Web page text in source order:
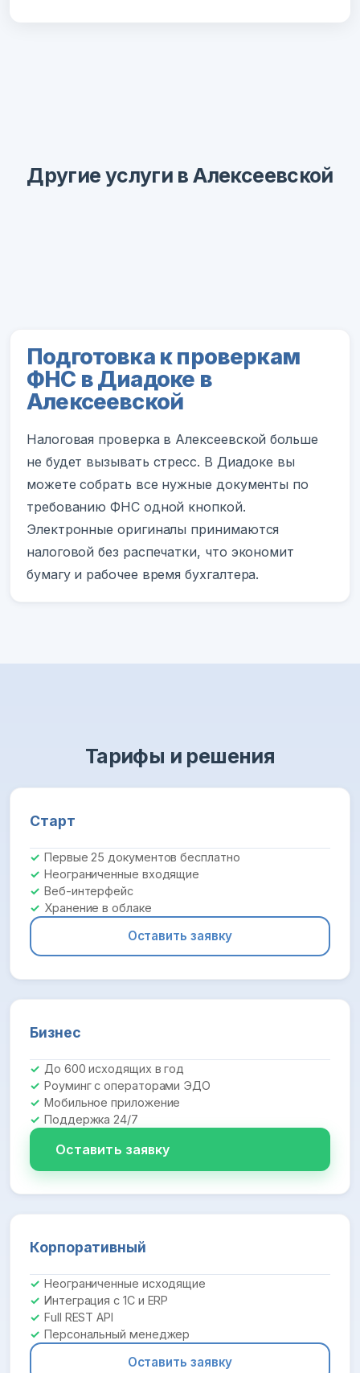
Другие услуги в Алексеевской
Подготовка к проверкам
ФНС в Диадоке в
Алексеевской
Налоговая проверка в Алексеевской больше
не будет вызывать стресс. В Диадоке вы
можете собрать все нужные документы по
требованию ФНС одной кнопкой.
Электронные оригиналы принимаются
налоговой без распечатки, что экономит
бумагу и рабочее время бухгалтера.
Тарифы и решения
Старт
Первые 25 документов бесплатно
Неограниченные входящие
Веб-интерфейс
Хранение в облаке
Оставить заявку
Бизнес
До 600 исходящих в год
Роуминг с операторами ЭДО
Мобильное приложение
Поддержка 24/7
Оставить заявку
Корпоративный
Неограниченные исходящие
Интеграция с 1С и ERP
Full REST API
Персональный менеджер
Оставить заявку